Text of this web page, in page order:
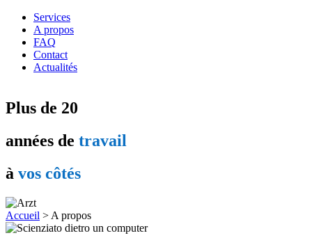
Services
A propos
FAQ
Contact
Actualités
Plus de 20
années de travail
à vos côtés
Accueil > A propos